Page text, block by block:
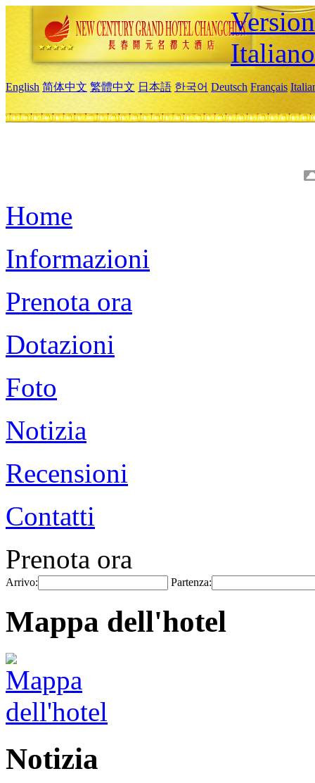
Italiano
English 简体中文 繁體中文 日本語 한국어 Deutsch Français
Home
Informazioni
Prenota ora
Dotazioni
Foto
Notizia
Recensioni
Contatti
Prenota ora
Arrivo: Partenza:
Mappa dell'hotel
Notizia